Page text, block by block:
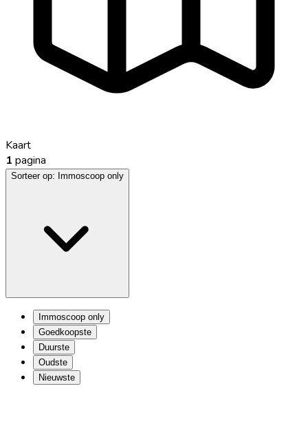
Kaart
1 pagina
Sorteer op: Immoscoop only
Immoscoop only
Goedkoopste
Duurste
Oudste
Nieuwste